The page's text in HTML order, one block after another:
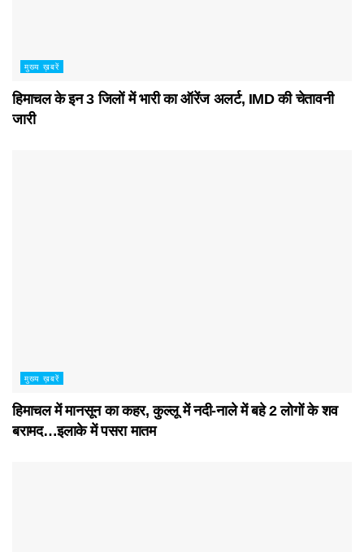
मुख्य ख़बरें
हिमाचल के इन 3 जिलों में भारी का ऑरेंज अलर्ट, IMD की चेतावनी
जारी
मुख्य ख़बरें
हिमाचल में मानसून का कहर, कुल्लू में नदी-नाले में बहे 2 लोगों के शव
बरामद…इलाके में पसरा मातम